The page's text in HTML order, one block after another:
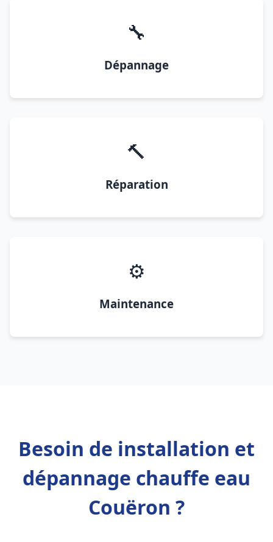
🔧
Dépannage
🔨
Réparation
⚙️
Maintenance
Besoin de installation et
dépannage chauffe eau
Couëron ?